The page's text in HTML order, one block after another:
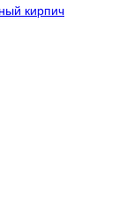
кирпич